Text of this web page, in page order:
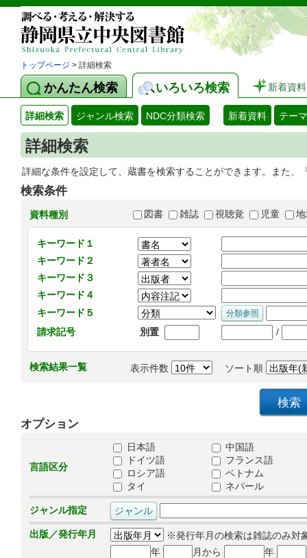
トップページ > 詳細検索
かんたん検索 いろいろ検索 新着資料
詳細検索 ジャンル検索 NDC分類検索 新着資料 テー
詳細検索
詳細な条件を設定して、蔵書を検索することができます。また
検索条件
資料種別 図書 雑誌 視聴覚 児童
キーワード１
キーワード２
キーワード３
キーワード４
キーワード５
請求記号
別置 /
検索結果一覧 表示件数 ソート順
オプション
言語区分
日本語
中国語
ドイツ語
フランス語
ロシア語
ベトナム
タイ
ネパール
ジャンル指定
出版／発行年月
※発行年月の検索は雑誌のみ対
年
月から 年